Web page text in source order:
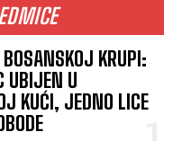
KRUPI:
UBIJEN U
KUĆI, JEDNO LICE